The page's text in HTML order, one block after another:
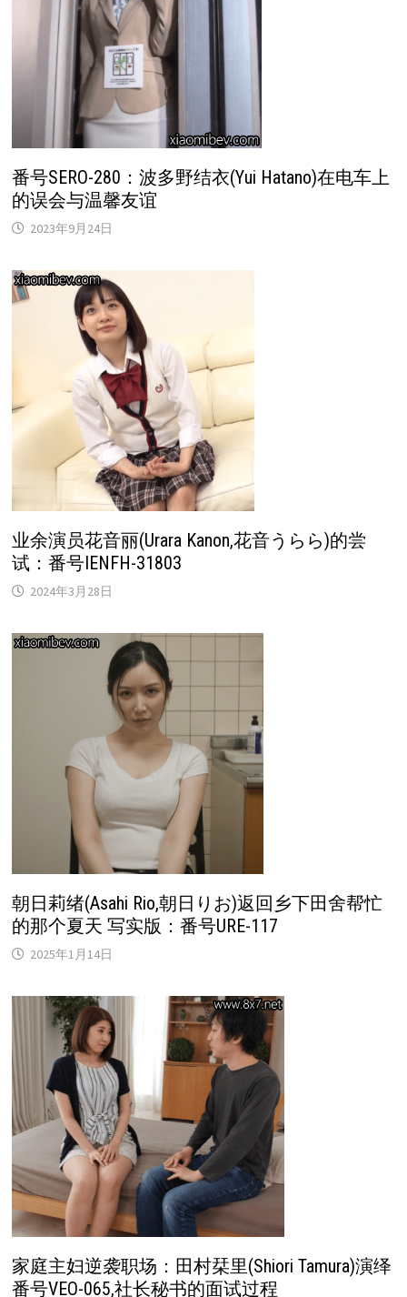
番号SERO-280：波多野结衣(Yui Hatano)在电车上
的误会与温馨友谊
2023年9月24日
业余演员花音丽(Urara Kanon,花音うらら)的尝
试：番号IENFH-31803
2024年3月28日
朝日莉绪(Asahi Rio,朝日りお)返回乡下田舍帮忙
的那个夏天 写实版：番号URE-117
2025年1月14日
家庭主妇逆袭职场：田村栞里(Shiori Tamura)演绎
番号VEO-065,社长秘书的面试过程